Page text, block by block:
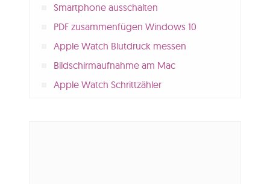
Smartphone ausschalten
PDF zusammenfügen Windows 10
Apple Watch Blutdruck messen
Bildschirmaufnahme am Mac
Apple Watch Schrittzähler